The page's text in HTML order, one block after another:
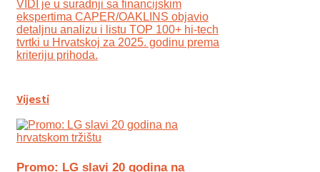
VIDI je u suradnji sa financijskim
ekspertima CAPER/OAKLINS objavio
detaljnu analizu i listu TOP 100+ hi-tech
tvrtki u Hrvatskoj za 2025. godinu prema
kriteriju prihoda.
Vijesti
Promo: LG slavi 20 godina na